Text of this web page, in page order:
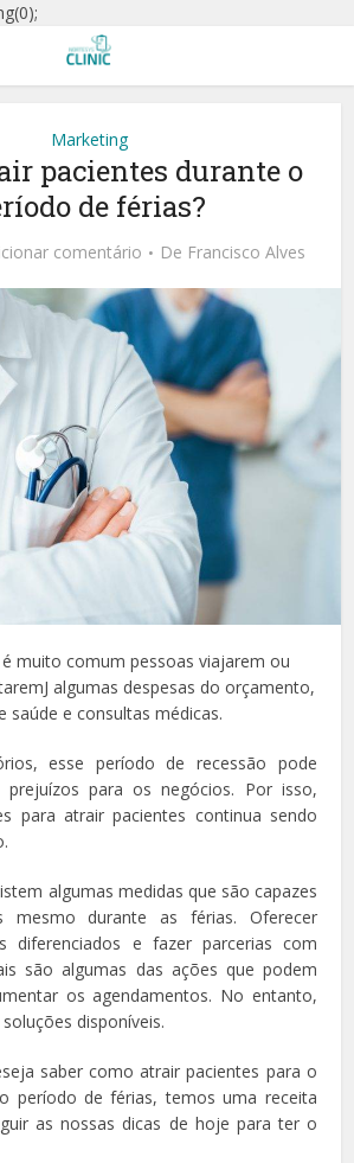
Marketing
pacientes durante o
de férias?
comentário De Francisco Alves
muito comum pessoas viajarem ou
algumas despesas do orçamento,
saúde e consultas médicas.
esse período de recessão pode
prejuízos para os negócios. Por isso,
para atrair pacientes continua sendo
algumas medidas que são capazes
mesmo durante as férias. Oferecer
diferenciados e fazer parcerias com
são algumas das ações que podem
os agendamentos. No entanto,
disponíveis.
saber como atrair pacientes para o
período de férias, temos uma receita
as nossas dicas de hoje para ter o